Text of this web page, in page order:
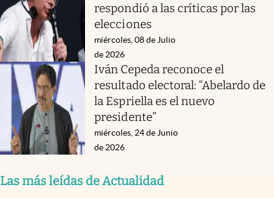
respondió a las críticas por las
elecciones
miércoles, 08 de Julio
de 2026
Iván Cepeda reconoce el
resultado electoral: “Abelardo de
la Espriella es el nuevo
presidente”
miércoles, 24 de Junio
de 2026
Las más leídas de Actualidad